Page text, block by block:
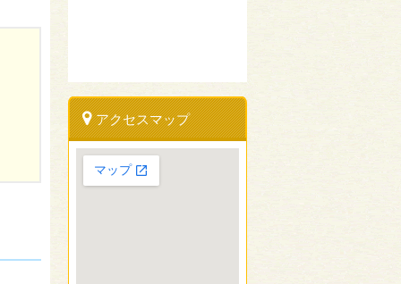
アクセスマップ